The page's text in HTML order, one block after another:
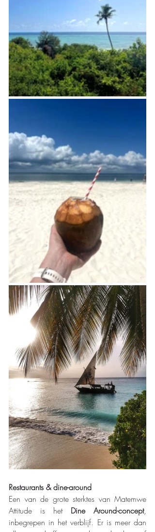
Restaurants & dine-around
Een van de grote sterktes van Matemwe
Attitude is het Dine Around-concept,
inbegrepen in het verblijf. Er is meer dan